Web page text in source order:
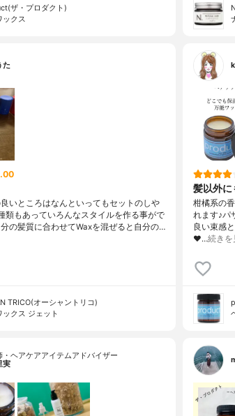
ザ・プロダクト)
ックス
た
いところはなんといってもセットのしや
類もあっていろんなスタイルを作る事がで
の髪質に合わせてWaxを混ぜると自分の…
TRICO(オーシャントリコ)
ックス ジェット
髪以外に
柑橘系の
れます♪パ
良い束感
❤…続きを
・ヘアケアアイテムアドバイザー
実